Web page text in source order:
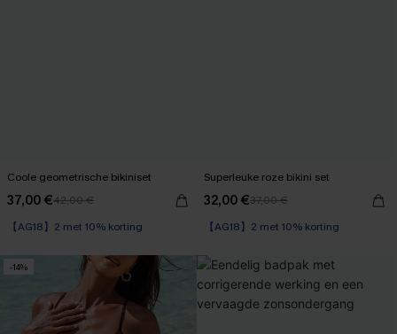
Coole geometrische bikiniset
37,00 €42,00 €
【AG18】2 met 10% korting
Superleuke roze bikini set
32,00 €37,00 €
【AG18】2 met 10% korting
-14%